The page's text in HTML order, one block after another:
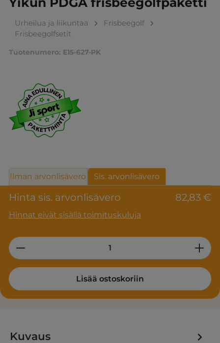
Urheilua ja liikuntaa
Frisbeegolf
Frisbeegolfsetit
Tuotenumero: E15-627-PK
Hinta sis. arvonlisävero 82,83 €
Hinnat eivät sisällä toimituskuluja
Ilman arvonlisävero Sis. arvonlisävero
Product Quantity: Enter the desired
Lisää ostoskoriin
Kuvaus